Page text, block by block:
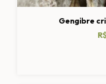
Gengibre